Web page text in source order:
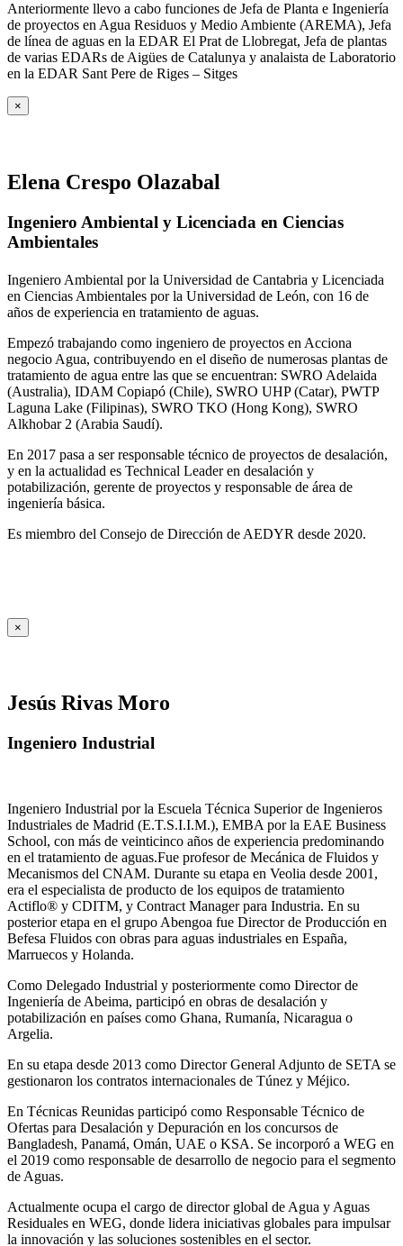
Anteriormente llevo a cabo funciones de Jefa de Planta e Ingeniería
de proyectos en Agua Residuos y Medio Ambiente (AREMA), Jefa
de línea de aguas en la EDAR El Prat de Llobregat, Jefa de plantas
de varias EDARs de Aigües de Catalunya y analaista de Laboratorio
en la EDAR Sant Pere de Riges – Sitges
×
Elena Crespo Olazabal
Ingeniero Ambiental y Licenciada en Ciencias
Ambientales
Ingeniero Ambiental por la Universidad de Cantabria y Licenciada
en Ciencias Ambientales por la Universidad de León, con 16 de
años de experiencia en tratamiento de aguas.
Empezó trabajando como ingeniero de proyectos en Acciona
negocio Agua, contribuyendo en el diseño de numerosas plantas de
tratamiento de agua entre las que se encuentran: SWRO Adelaida
(Australia), IDAM Copiapó (Chile), SWRO UHP (Catar), PWTP
Laguna Lake (Filipinas), SWRO TKO (Hong Kong), SWRO
Alkhobar 2 (Arabia Saudí).
En 2017 pasa a ser responsable técnico de proyectos de desalación,
y en la actualidad es Technical Leader en desalación y
potabilización, gerente de proyectos y responsable de área de
ingeniería básica.
Es miembro del Consejo de Dirección de AEDYR desde 2020.
×
Jesús Rivas Moro
Ingeniero Industrial
Ingeniero Industrial por la Escuela Técnica Superior de Ingenieros
Industriales de Madrid (E.T.S.I.I.M.), EMBA por la EAE Business
School, con más de veinticinco años de experiencia predominando
en el tratamiento de aguas.Fue profesor de Mecánica de Fluidos y
Mecanismos del CNAM. Durante su etapa en Veolia desde 2001,
era el especialista de producto de los equipos de tratamiento
Actiflo® y CDITM, y Contract Manager para Industria. En su
posterior etapa en el grupo Abengoa fue Director de Producción en
Befesa Fluidos con obras para aguas industriales en España,
Marruecos y Holanda.
Como Delegado Industrial y posteriormente como Director de
Ingeniería de Abeima, participó en obras de desalación y
potabilización en países como Ghana, Rumanía, Nicaragua o
Argelia.
En su etapa desde 2013 como Director General Adjunto de SETA se
gestionaron los contratos internacionales de Túnez y Méjico.
En Técnicas Reunidas participó como Responsable Técnico de
Ofertas para Desalación y Depuración en los concursos de
Bangladesh, Panamá, Omán, UAE o KSA. Se incorporó a WEG en
el 2019 como responsable de desarrollo de negocio para el segmento
de Aguas.
Actualmente ocupa el cargo de director global de Agua y Aguas
Residuales en WEG, donde lidera iniciativas globales para impulsar
la innovación y las soluciones sostenibles en el sector.